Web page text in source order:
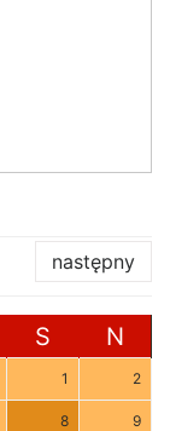
następny
S N
1 2
8 9